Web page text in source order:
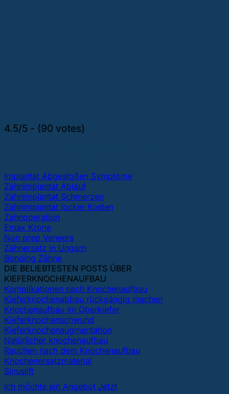
4.5/5 - (90 votes)
Implantat Abgestoßen Symptome
Zahnimplantat Ablauf
Zahnimplantat Schmerzen
Zahnimplantat locker Kosten
Zahnoperation
Emax Krone
Non prep Veneers
Zahnersatz in Ungarn
Bonding Zähne
DIE BELIEBTESTEN POSTS ÜBER
KIEFERKNOCHENAUFBAU
Komplikationen nach Knochenaufbau
Kieferknochenabbau rückgängig machen
Knochenaufbau im Oberkiefer
Kieferknochenschwund
Kieferknochenaugmentation
Natürlicher knochenaufbau
Rauchen nach dem Knochenaufbau
Knochenersatzmaterial
Sinuslift
Ich möchte ein Angebot Jetzt